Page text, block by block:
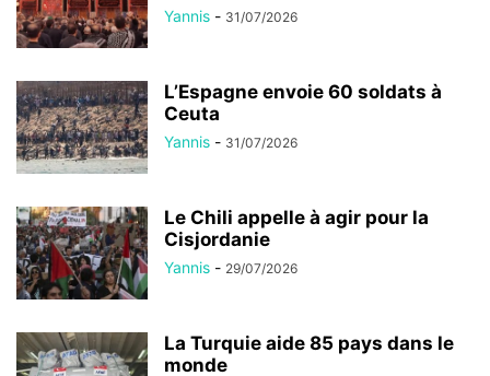
Yannis - 31/07/2026
L’Espagne envoie 60 soldats à
Ceuta
Yannis - 31/07/2026
Le Chili appelle à agir pour la
Cisjordanie
Yannis - 29/07/2026
La Turquie aide 85 pays dans le
monde